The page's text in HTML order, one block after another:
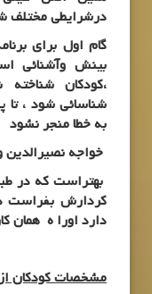
درشرایطی مختلف
گام اول برای
بینش وآشنائی
،کودکان
شناسائی شود ،
به خطا منجر نشود
خواجه
بهتراست که در
کردارش بفراست
دارد اورا ه همان
مشخصات کودکان از 6تا 12